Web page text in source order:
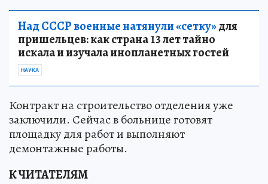
Над СССР военные натянули «сетку»для
пришельцев: как страна 13 лет тайно
искала и изучала инопланетных гостей
НАУКА
Контракт на строительство отделения уже
заключили. Сейчас в больнице готовят
площадку для работ и выполняют
демонтажные работы.
К ЧИТАТЕЛЯМ